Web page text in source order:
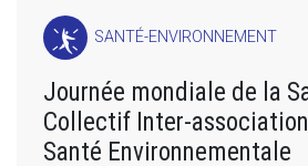
SANTÉ-ENVIRONNEMENT
Journée mondiale de la
Collectif Inter-
Santé Environnementale